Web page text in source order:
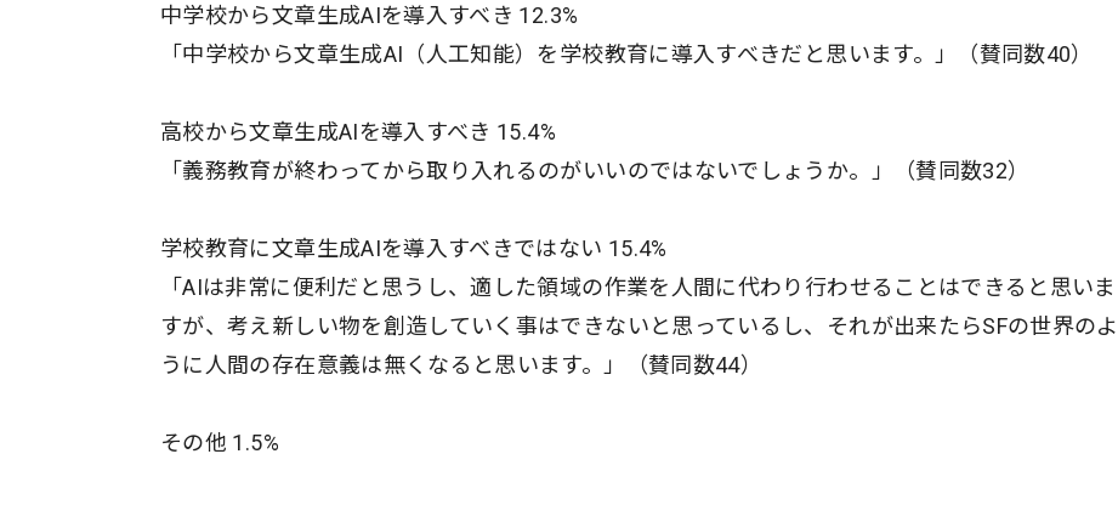
中学校から文章生成AIを導入すべき 12.3%
「中学校から文章生成AI（人工知能）を学校教育に導入すべきだと思います。」（賛同数40）
高校から文章生成AIを導入すべき 15.4%
「義務教育が終わってから取り入れるのがいいのではないでしょうか。」（賛同数32）
学校教育に文章生成AIを導入すべきではない 15.4%
「AIは非常に便利だと思うし、適した領域の作業を人間に代わり行わせることはできると思いま
すが、考え新しい物を創造していく事はできないと思っているし、それが出来たらSFの世界のよ
うに人間の存在意義は無くなると思います。」（賛同数44）
その他 1.5%